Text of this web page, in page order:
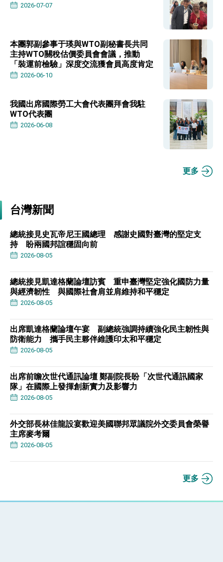
外交部與數位發展部攜手合作，整合台灣雄厚數
外交部長林佳龍主持第35次「參與亞太經濟合作
民調顯示多數國人滿意政府外交表現，高度支持
「總合外交」與台歐美日關係深化
總統以「韌性之島，希望之光」為題發表2026新
命運
變局中 奮起的新臺灣 總統發表國慶演說
總統發表執政周年談話 盼面對未來挑戰 堅持
2026-07-07
本團郭副參事于瑛與WTO副秘書長共同
主持WTO關稅估價委員會會議，推動
「裝運前檢驗」深度交流獲會員高度肯定
2026-06-10
我國出席國際勞工大會代表團拜會我駐
WTO代表團
2026-06-08
更多
台灣新聞
總統接見史瓦帝尼王國總理 感謝史國對臺灣的堅定支
持 盼兩國邦誼穩固向前
2026-08-05
總統接見凱達格蘭論壇訪賓 重申臺灣堅定強化國防力量
與經濟韌性 與國際社會肩並肩維持和平穩定
2026-08-05
出席凱達格蘭論壇午宴 副總統強調持續強化民主韌性與
防衛能力 攜手民主夥伴維護印太和平穩定
2026-08-05
出席前瞻次世代通訊論壇 鄭副院長盼「次世代通訊國家
隊」在國際上發揮創新實力及影響力
2026-08-05
外交部長林佳龍設宴歡迎美國聯邦眾議院外交委員會榮譽
主席麥考爾
2026-08-05
更多